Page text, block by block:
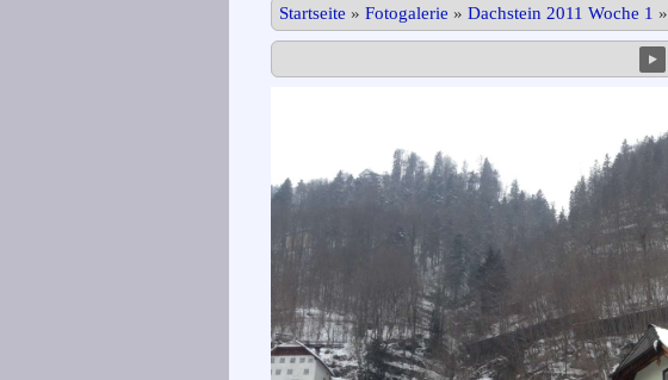
Startseite » Fotogalerie » Dachstein 2011 Woche 1 »